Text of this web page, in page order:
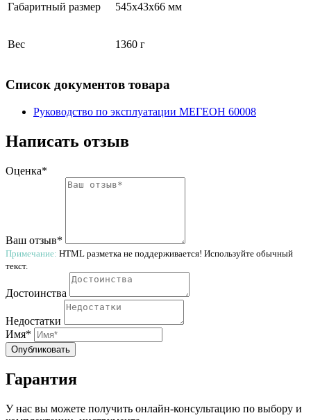
Габаритный размер 545х43х66 мм
Вес 1360 г
Список документов товара
Руководство по эксплуатации МЕГЕОН 60008
Написать отзыв
Оценка*
Ваш отзыв*
Примечание: HTML разметка не поддерживается! Используйте обычный
текст.
Достоинства
Недостатки
Имя*
Опубликовать
Гарантия
У нас вы можете получить онлайн-консультацию по выбору и